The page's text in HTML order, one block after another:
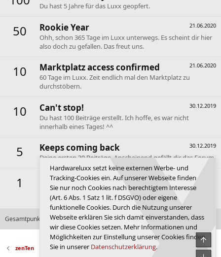
Du hast 5 Jahre für das Luxx geopfert.
50 21.06.2020
Rookie Year
Ohh, schon 365 Tage im Luxx unterwegs. Es scheint dir hier
also doch zu gefallen. Das freut uns.
10 21.06.2020
Marktplatz access confirmed
60 Tage im Luxx. Zeit endlich mal den Marktplatz zu
durchstöbern.
10 30.12.2019
Can't stop!
Du hast 100 Beiträge erstellt. Ich hoffe, es war nicht
innerhalb eines Tages! ^^
5 30.12.2019
Keeps coming back
Deine ersten 30 Beiträge. Anscheinend gefällt dir das Forum.
1 30.12.2019
First message
Dein erster Beitrag. Hallo und willkommen im Forum de
Luxx.
Gesamtpunktzahl: 378 Alle verfügbaren Erfolge anzeigen
zenTen
Hardwareluxx setzt keine externen Werbe- und
Tracking-Cookies ein. Auf unserer Webseite finden
Sie nur noch Cookies nach berechtigtem Interesse
(Art. 6 Abs. 1 Satz 1 lit. f DSGVO) oder eigene
funktionelle Cookies. Durch die Nutzung unserer
Webseite erklären Sie sich damit einverstanden, dass
wir diese Cookies setzen. Mehr Informationen und
Möglichkeiten zur Einstellung unserer Cookies finden
Sie in unserer Datenschutzerklärung.